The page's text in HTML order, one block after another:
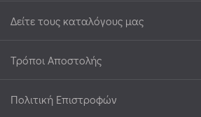
Δείτε τους καταλόγους μας
Τρόποι Αποστολής
Πολιτική Επιστροφών